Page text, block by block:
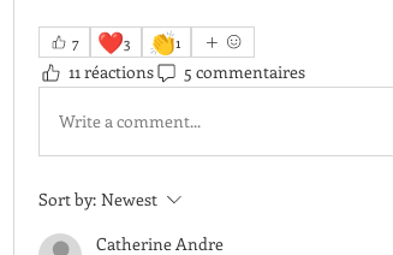
7 ❤️3 👏1
11 réactions 5 commentaires
Write a comment...
Sort by: Newest
Catherine Andre